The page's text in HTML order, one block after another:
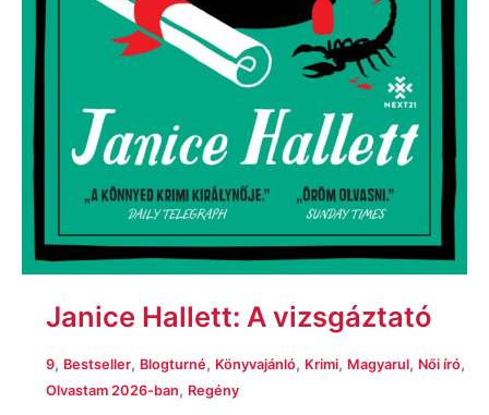
Janice Hallett: A vizsgáztató
9, Bestseller, Blogturné, Könyvajánló, Krimi, Magyarul, Női író,
Olvastam 2026-ban, Regény